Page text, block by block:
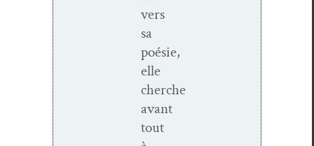
vers
sa
poésie,
elle
cherche
avant
tout